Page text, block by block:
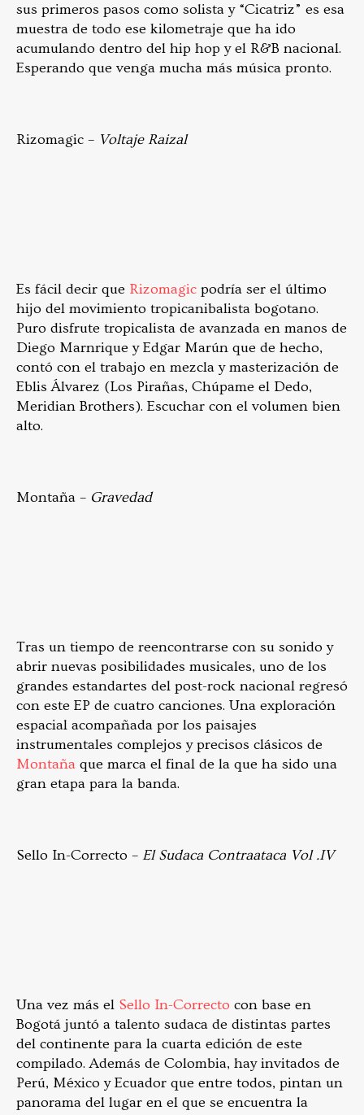
sus primeros pasos como solista y “Cicatriz” es esa
muestra de todo ese kilometraje que ha ido
acumulando dentro del hip hop y el R&B nacional.
Esperando que venga mucha más música pronto.
Rizomagic – Voltaje Raizal
Es fácil decir que Rizomagic podría ser el último
hijo del movimiento tropicanibalista bogotano.
Puro disfrute tropicalista de avanzada en manos de
Diego Marnrique y Edgar Marún que de hecho,
contó con el trabajo en mezcla y masterización de
Eblis Álvarez (Los Pirañas, Chúpame el Dedo,
Meridian Brothers). Escuchar con el volumen bien
alto.
Montaña – Gravedad
Tras un tiempo de reencontrarse con su sonido y
abrir nuevas posibilidades musicales, uno de los
grandes estandartes del post-rock nacional regresó
con este EP de cuatro canciones. Una exploración
espacial acompañada por los paisajes
instrumentales complejos y precisos clásicos de
Montaña que marca el final de la que ha sido una
gran etapa para la banda.
Sello In-Correcto – El Sudaca Contraataca Vol .IV
Una vez más el Sello In-Correcto con base en
Bogotá juntó a talento sudaca de distintas partes
del continente para la cuarta edición de este
compilado. Además de Colombia, hay invitados de
Perú, México y Ecuador que entre todos, pintan un
panorama del lugar en el que se encuentra la